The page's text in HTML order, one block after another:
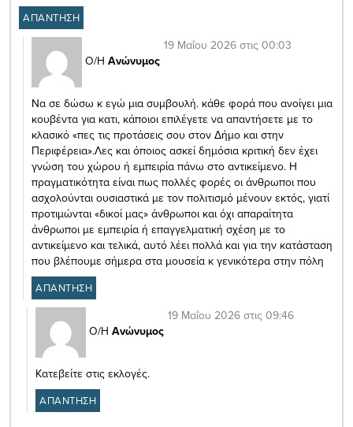
ΑΠΑΝΤΗΣΗ
Ο/Η Ανώνυμος
19 Μαΐου 2026 στις 00:03
Να σε δώσω κ εγώ μια συμβουλή. κάθε φορά που ανοίγει μια
κουβέντα για κατι, κάποιοι επιλέγετε να απαντήσετε με το
κλασικό «πες τις προτάσεις σου στον Δήμο και στην
Περιφέρεια».Λες και όποιος ασκεί δημόσια κριτική δεν έχει
γνώση του χώρου ή εμπειρία πάνω στο αντικείμενο. Η
πραγματικότητα είναι πως πολλές φορές οι άνθρωποι που
ασχολούνται ουσιαστικά με τον πολιτισμό μένουν εκτός, γιατί
προτιμώνται «δικοί μας» άνθρωποι και όχι απαραίτητα
άνθρωποι με εμπειρία ή επαγγελματική σχέση με το
αντικείμενο και τελικά, αυτό λέει πολλά και για την κατάσταση
που βλέπουμε σήμερα στα μουσεία κ γενικότερα στην πόλη
ΑΠΑΝΤΗΣΗ
Ο/Η Ανώνυμος
19 Μαΐου 2026 στις 09:46
Κατεβείτε στις εκλογές.
ΑΠΑΝΤΗΣΗ